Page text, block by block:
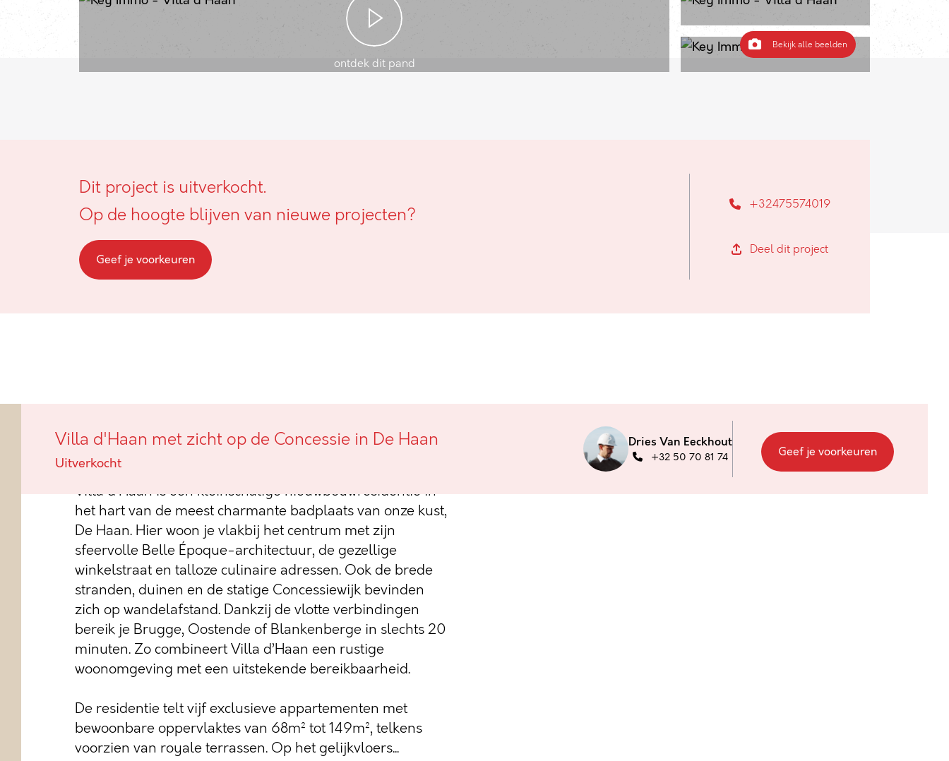
ontdek dit pand
Bekijk alle beelden
Dit project is uitverkocht.
Op de hoogte blijven van nieuwe projecten?
Geef je voorkeuren
+32475574019
Deel dit project
Villa d'Haan met zicht op de Concessie in De Haan
Uitverkocht
Dries Van Eeckhout
+32 50 70 81 74 Geef je voorkeuren
Haan
Villa d’Haan is een kleinschalige nieuwbouwresidentie in
het hart van de meest charmante badplaats van onze kust,
De Haan. Hier woon je vlakbij het centrum met zijn
sfeervolle Belle Époque-architectuur, de gezellige
winkelstraat en talloze culinaire adressen. Ook de brede
stranden, duinen en de statige Concessiewijk bevinden
zich op wandelafstand. Dankzij de vlotte verbindingen
bereik je Brugge, Oostende of Blankenberge in slechts 20
minuten. Zo combineert Villa d’Haan een rustige
woonomgeving met een uitstekende bereikbaarheid.
De residentie telt vijf exclusieve appartementen met
bewoonbare oppervlaktes van 68m² tot 149m², telkens
voorzien van royale terrassen. Op het gelijkvloers...